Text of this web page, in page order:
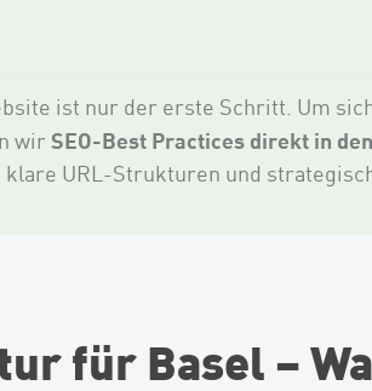
ist nur der erste Schritt. Um
wir SEO-Best Practices direkt in
URL-Strukturen und
für Basel –